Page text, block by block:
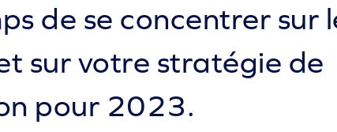
de se concentrer sur
sur votre stratégie de
pour 2023.